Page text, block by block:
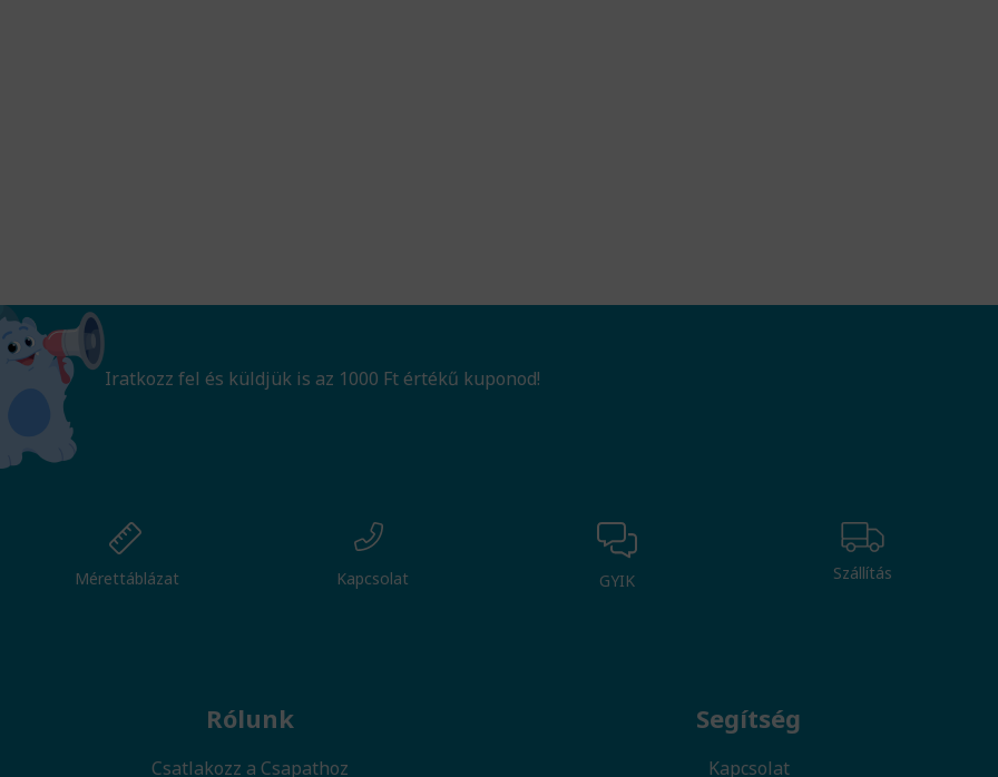
Iratkozz fel és küldjük is az 1000 Ft értékű kuponod!
Mérettáblázat Kapcsolat GYIK Szállítás
Rólunk
Csatlakozz a Csapathoz
Segítség
Kapcsolat